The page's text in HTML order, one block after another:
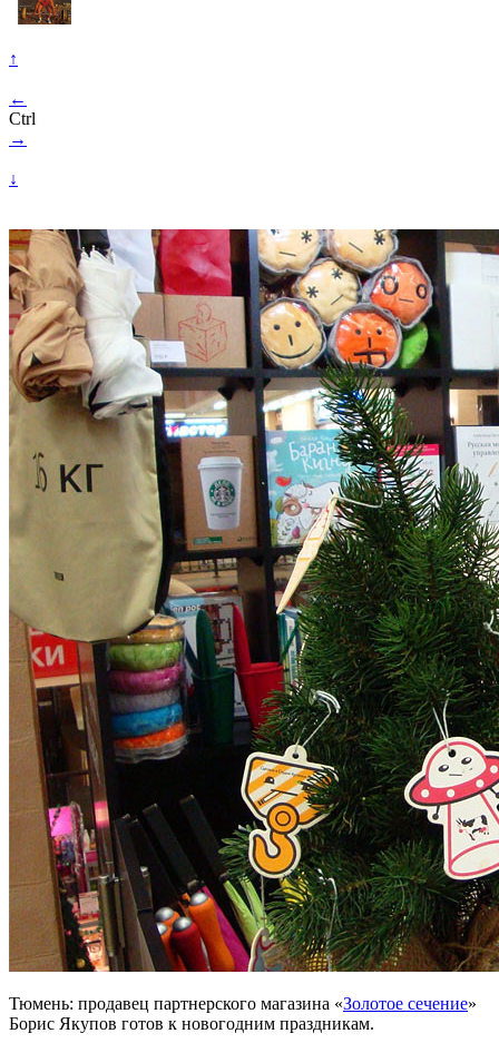
↑
←
Ctrl
→
↓
Тюмень: продавец партнерского магазина «Золотое сечение»
Борис Якупов готов к новогодним праздникам.